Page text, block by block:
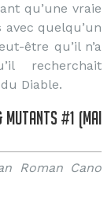
qu’une vraie
quelqu’un
être qu’il n’a
recherchait
Diable.
#1 (Mai
Roman Cano